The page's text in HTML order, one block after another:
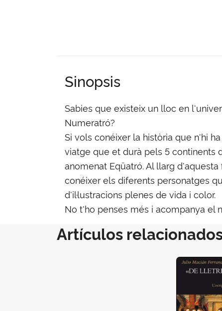
Sinopsis
Sabies que existeix un lloc en
Numeratró?
Si vols conéixer la història que n'hi
viatge que et durà pels 5 continents
anomenat Eqüatró. Al llarg
conéixer els diferents personatges
d'il·lustracions plenes de vida i color.
No t'ho penses més i acompanya el
Artículos